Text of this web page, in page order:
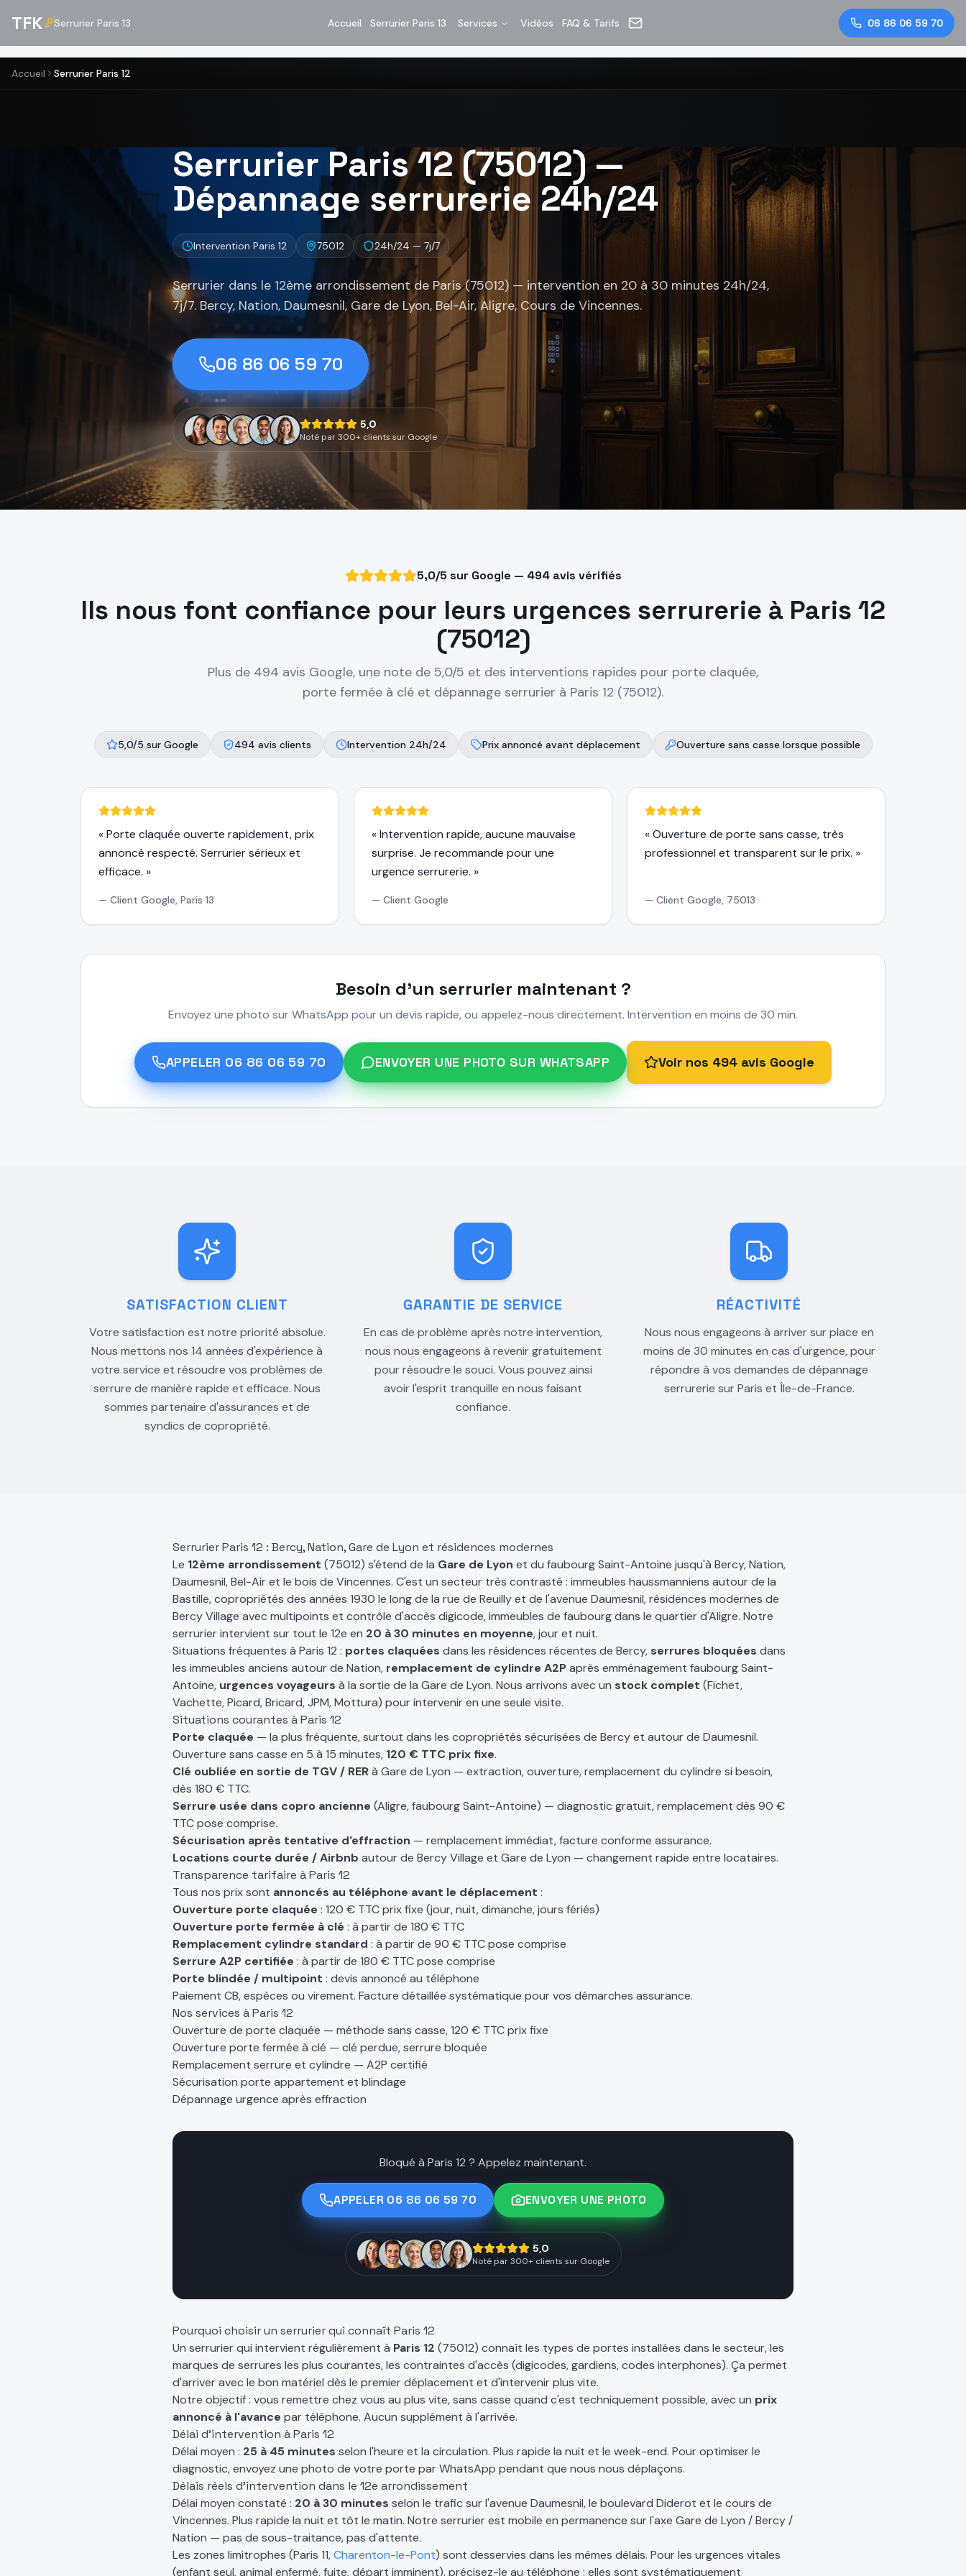
TFK Serrurier Paris 13 Accueil Serrurier Paris 13 Services Vidéos FAQ & Tarifs 06 86 06 59 70
Accueil Serrurier Paris 12
Serrurier Paris 12 (75012) —
Dépannage serrurerie 24h/24
Intervention Paris 12 75012 24h/24 — 7j/7
Serrurier dans le 12ème arrondissement de Paris (75012) — intervention en 20 à 30 minutes 24h/24,
7j/7. Bercy, Nation, Daumesnil, Gare de Lyon, Bel-Air, Aligre, Cours de Vincennes.
06 86 06 59 70
5,0
Noté par 300+ clients sur Google
5,0/5 sur Google — 494 avis vérifiés
Ils nous font confiance pour leurs urgences serrurerie à Paris 12
(75012)
Plus de 494 avis Google, une note de 5,0/5 et des interventions rapides pour porte claquée,
porte fermée à clé et dépannage serrurier à Paris 12 (75012).
5,0/5 sur Google 494 avis clients Intervention 24h/24 Prix annoncé avant déplacement Ouverture sans casse lorsque possible
«Porte claquée ouverte rapidement, prix
annoncé respecté. Serrurier sérieux et
efficace. »
— Client Google, Paris 13
«Intervention rapide, aucune mauvaise
surprise. Je recommande pour une
urgence serrurerie. »
— Client Google
«Ouverture de porte sans casse, très
professionnel et transparent sur le prix. »
— Client Google, 75013
Besoin d'un serrurier maintenant ?
Envoyez une photo sur WhatsApp pour un devis rapide, ou appelez-nous directement. Intervention en moins de 30 min.
APPELER 06 86 06 59 70 ENVOYER UNE PHOTO SUR WHATSAPP Voir nos 494 avis Google
SATISFACTION CLIENT
Votre satisfaction est notre priorité absolue.
Nous mettons nos 14 années d'expérience à
votre service et résoudre vos problèmes de
serrure de manière rapide et efficace. Nous
sommes partenaire d'assurances et de
syndics de copropriété.
GARANTIE DE SERVICE
En cas de problème après notre intervention,
nous nous engageons à revenir gratuitement
pour résoudre le souci. Vous pouvez ainsi
avoir l'esprit tranquille en nous faisant
confiance.
RÉACTIVITÉ
Nous nous engageons à arriver sur place en
moins de 30 minutes en cas d'urgence, pour
répondre à vos demandes de dépannage
serrurerie sur Paris et Île-de-France.
Serrurier Paris 12 : Bercy, Nation, Gare de Lyon et résidences modernes
Le 12ème arrondissement (75012) s'étend de la Gare de Lyon et du faubourg Saint-Antoine jusqu'à Bercy, Nation,
Daumesnil, Bel-Air et le bois de Vincennes. C'est un secteur très contrasté : immeubles haussmanniens autour de la
Bastille, copropriétés des années 1930 le long de la rue de Reuilly et de l'avenue Daumesnil, résidences modernes de
Bercy Village avec multipoints et contrôle d'accès digicode, immeubles de faubourg dans le quartier d'Aligre. Notre
serrurier intervient sur tout le 12e en 20 à 30 minutes en moyenne, jour et nuit.
Situations fréquentes à Paris 12 : portes claquées dans les résidences récentes de Bercy, serrures bloquées dans
les immeubles anciens autour de Nation, remplacement de cylindre A2Paprès emménagement faubourg Saint-
Antoine, urgences voyageurs à la sortie de la Gare de Lyon. Nous arrivons avec un stock complet (Fichet,
Vachette, Picard, Bricard, JPM, Mottura) pour intervenir en une seule visite.
Situations courantes à Paris 12
Porte claquée — la plus fréquente, surtout dans les copropriétés sécurisées de Bercy et autour de Daumesnil.
Ouverture sans casse en 5 à 15 minutes, 120 € TTC prix fixe.
Clé oubliée en sortie de TGV / RERà Gare de Lyon — extraction, ouverture, remplacement du cylindre si besoin,
dès 180 € TTC.
Serrure usée dans copro ancienne (Aligre, faubourg Saint-Antoine) — diagnostic gratuit, remplacement dès 90 €
TTC pose comprise.
Sécurisation après tentative d'effraction — remplacement immédiat, facture conforme assurance.
Locations courte durée / Airbnb autour de Bercy Village et Gare de Lyon — changement rapide entre locataires.
Transparence tarifaire à Paris 12
Tous nos prix sont annoncés au téléphone avant le déplacement :
Ouverture porte claquée : 120 € TTC prix fixe (jour, nuit, dimanche, jours fériés)
Ouverture porte fermée à clé : à partir de 180 € TTC
Remplacement cylindre standard : à partir de 90 € TTC pose comprise
Serrure A2P certifiée : à partir de 180 € TTC pose comprise
Porte blindée / multipoint : devis annoncé au téléphone
Paiement CB, espèces ou virement. Facture détaillée systématique pour vos démarches assurance.
Nos services àParis 12
Ouverture de porte claquée — méthode sans casse, 120 € TTC prix fixe
Ouverture porte fermée à clé — clé perdue, serrure bloquée
Remplacement serrure et cylindre — A2P certifié
Sécurisation porte appartement et blindage
Dépannage urgence après effraction
Bloqué à Paris 12 ? Appelez maintenant.
APPELER 06 86 06 59 70 ENVOYER UNE PHOTO
5,0
Noté par 300+ clients sur Google
Pourquoi choisir un serrurier qui connaît Paris 12
Un serrurier qui intervient régulièrement à Paris 12 (75012) connaît les types de portes installées dans le secteur, les
marques de serrures les plus courantes, les contraintes d'accès (digicodes, gardiens, codes interphones). Ça permet
d'arriver avec le bon matériel dès le premier déplacement et d'intervenir plus vite.
Notre objectif : vous remettre chez vous au plus vite, sans casse quand c'est techniquement possible, avec un prix
annoncé à l'avance par téléphone. Aucun supplément à l'arrivée.
Délai d'intervention àParis 12
Délai moyen : 25 à 45 minutes selon l'heure et la circulation. Plus rapide la nuit et le week-end. Pour optimiser le
diagnostic, envoyez une photo de votre porte par WhatsApp pendant que nous nous déplaçons.
Délais réels d'intervention dans le 12e arrondissement
Délai moyen constaté : 20 à 30 minutes selon le trafic sur l'avenue Daumesnil, le boulevard Diderot et le cours de
Vincennes. Plus rapide la nuit et tôt le matin. Notre serrurier est mobile en permanence sur l'axe Gare de Lyon / Bercy /
Nation — pas de sous-traitance, pas d'attente.
Les zones limitrophes (Paris 11,Charenton-le-Pont) sont desservies dans les mêmes délais. Pour les urgences vitales
(enfant seul, animal enfermé, fuite, départ imminent), précisez-le au téléphone : elles sont systématiquement